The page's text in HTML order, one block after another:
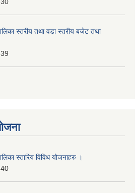
स्तरीय तथा वडा स्तरीय बजेट तथा
स्तारिय विविध योजनाहरु ।